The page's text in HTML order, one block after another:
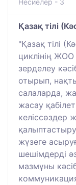
Несиелер - 3
Қазақ тілі
"Қазақ тілі
циклінің ЖОО
зерделеу
отырып, нақты
салаларда,
жасау
келіссөздер
жүзеге
шешімдерді
мазмұны